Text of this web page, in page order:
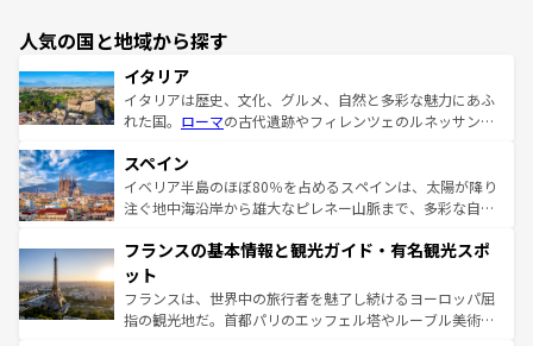
人気の国と地域から探す
イタリア
イタリアは歴史、文化、グルメ、自然と多彩な魅力にあふ
れた国。 ローマの古代遺跡やフィレンツェのルネッサンス
ろん、トスカーナの美しい田園風景やアマルフィ海岸の絶
景など、自然景観も見逃せない。観光の合間には、本場の
ピザやパスタなど、絶品のイタリア料理を堪能することも
ませてくれるイタリアで、忘れられない旅をしてみよう！
なお、新着のイタリア情報は
しい。
スペイン
イベリア半島のほぼ80％を占めるスペインは、太陽が降り
注ぐ地中海沿岸から雄大なピレネー山脈まで、多彩な自然
文化が根付くこの国では、情熱的なフラメンコ、熱気あふ
れる闘牛、そして美味しいタパスが生活の一部となってい
る。首都マドリードの洗練された雰囲気や、バルセロナの
アートに溢れた街角から、地方では古代ローマ遺跡や中世
フランスの基本情報と観光ガイド・有名観光スポ
ット
フランスは、世界中の旅行者を魅了し続けるヨーロッパ屈
指の観光地だ。首都パリのエッフェル塔やルーブル美術館